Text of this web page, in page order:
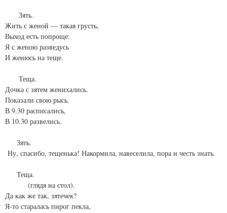
Зять.
Жить с женой — такая грусть,
Выход есть попроще:
Я с женою разведусь
И женюсь на теще.
Теща.
Дочка с зятем женихались.
Показали свою рысь.
В 9.30 расписались,
В 10.30 развелись.
Зять.
Ну, спасибо, тещенька! Накормила, навеселила, пора и честь знать.
Теща.
(глядя на стол).
Да как же так, зятечек?
Я-то старалась пирог пекла,